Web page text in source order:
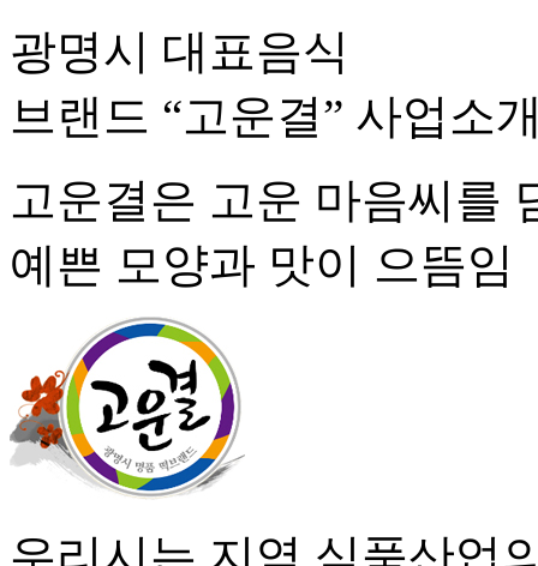
광명시 대표음식
브랜드 “고운결” 사업소
고운결은 고운 마음씨를
예쁜 모양과 맛이 으뜸임